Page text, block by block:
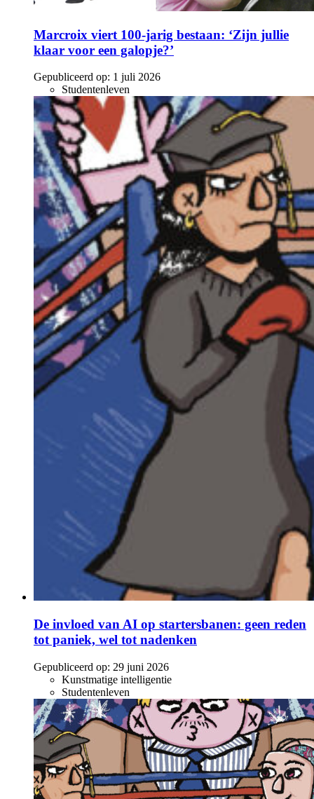
Marcroix viert 100-jarig bestaan: ‘Zijn jullie
klaar voor een galopje?’
Gepubliceerd op: 1 juli 2026
Studentenleven
De invloed van AI op startersbanen: geen reden
tot paniek, wel tot nadenken
Gepubliceerd op: 29 juni 2026
Kunstmatige intelligentie
Studentenleven